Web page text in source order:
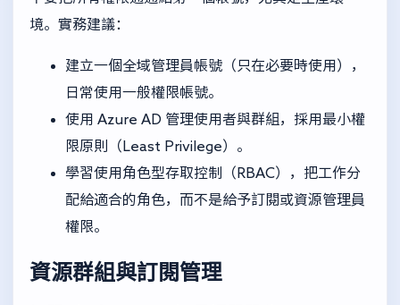
境。實務建議：
建立一個全域管理員帳號（只在必要時使用），
日常使用一般權限帳號。
使用 Azure AD 管理使用者與群組，採用最小權
限原則（Least Privilege）。
學習使用角色型存取控制（RBAC），把工作分
配給適合的角色，而不是給予訂閱或資源管理員
權限。
資源群組與訂閱管理